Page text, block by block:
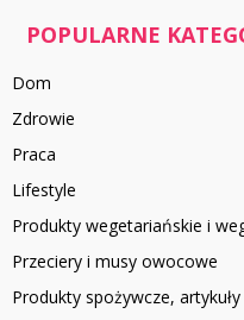
POPULARNE
Dom
Zdrowie
Praca
Lifestyle
Produkty wegetariańskie i
Przeciery i musy owocowe
Produkty spożywcze,